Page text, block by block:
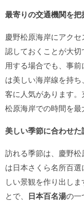
最寄りの交通機関を把
慶野松原海岸にアク
認しておくことが大
用する場合でも、事
は美しい海岸線を持ち、
客に人気があります
松原海岸での時間を最
美しい季節に合わせた
訪れる季節は、慶野
は日本さくら名所百
しい景観を作り出し
とで、 日本百名湯の一